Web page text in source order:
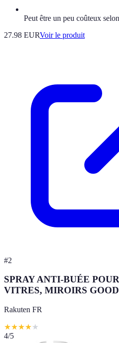
Peut être un peu coûteux
27.98 EURVoir le produit
#2
SPRAY ANTI-BUÉE
VITRES, MIROIRS
Rakuten FR
★★★★★
4/5